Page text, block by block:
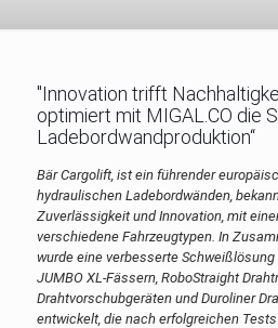
"Innovation trifft
optimiert mit MIGAL.CO die
Ladebordwandproduktion“
Bär Cargolift, ist ein führender
hydraulischen Ladebordwänden,
Zuverlässigkeit und Innovation, mit
verschiedene Fahrzeugtypen. In
wurde eine verbesserte
JUMBO XL-Fässern, RoboStraight
Drahtvorschubgeräten und Duroliner
entwickelt, die nach erfolgreichen